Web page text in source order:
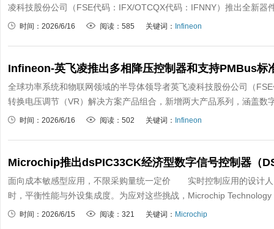
凌科技股份公司（FSE代码：IFX/OTCQX代码：IFNNY）推出全新
时间：2026/6/16 阅读：585 关键词： Infineon
全球功率系统和物联网领域的半导体领导者英飞凌科技股份公司（
转换电压调节（VR）解决方案产品组合，新增两大产品系列，涵盖
时间：2026/6/16 阅读：502 关键词： Infineon
Microchip推出dsPIC33CK经济型数字信号控制器（
面向成本敏感型应用，不限采购量统一定价 实时控制应用的设计人
时，平衡性能与外设集成度。为应对这些挑战，Microchip
时间：2026/6/15 阅读：321 关键词： Microchip